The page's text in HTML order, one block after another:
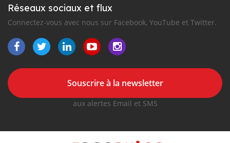
Réseaux sociaux et flux
Connectez-vous avec nous sur Facebook, YouTube et Twitter.
Souscrire à la newsletter
aux alertes Email et SMS